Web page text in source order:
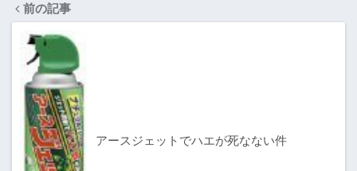
前の記事
アースジェットでハエが死なない件